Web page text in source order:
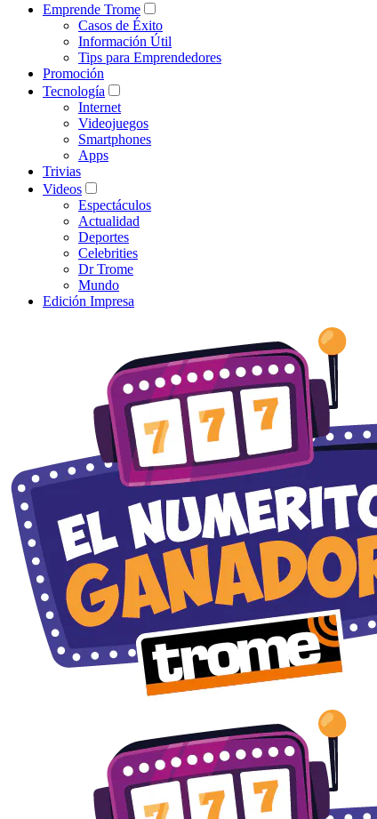
Emprende Trome
Casos de Éxito
Información Útil
Tips para Emprendedores
Promoción
Tecnología
Internet
Videojuegos
Smartphones
Apps
Trivias
Videos
Espectáculos
Actualidad
Deportes
Celebrities
Dr Trome
Mundo
Edición Impresa